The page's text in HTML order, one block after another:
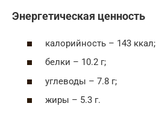
Энергетическая ценность
калорийность – 143 ккал;
белки – 10.2 г;
углеводы – 7.8 г;
жиры – 5.3 г.